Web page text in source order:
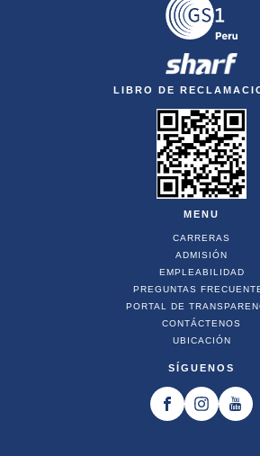
LIBRO DE
MENU
CARRERAS
ADMISIÓN
EMPLEABILIDAD
PREGUNTAS
PORTAL DE
CONTÁCTENOS
UBICACIÓN
SÍGUENOS